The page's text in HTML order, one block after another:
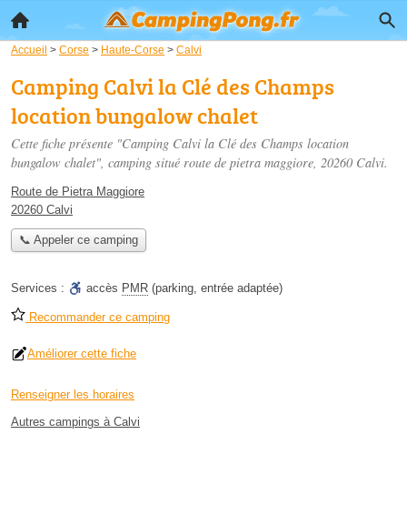
Accueil > Corse > Haute-Corse > Calvi
Camping Calvi la Clé des Champs
location bungalow chalet
Cette fiche présente "Camping Calvi la Clé des Champs location
bungalow chalet", camping situé route de pietra maggiore, 20260 Calvi.
Route de Pietra Maggiore
20260 Calvi
📞 Appeler ce camping
Services : accès PMR (parking, entrée adaptée)
Recommander ce camping
Améliorer cette fiche
Renseigner les horaires
Autres campings à Calvi